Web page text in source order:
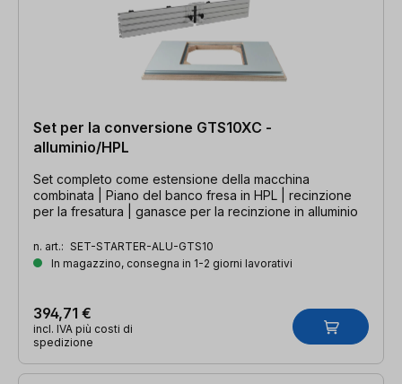
Set per la conversione GTS10XC -
alluminio/HPL
Set completo come estensione della macchina
combinata | Piano del banco fresa in HPL | recinzione
per la fresatura | ganasce per la recinzione in alluminio
n. art.: SET-STARTER-ALU-GTS10
In magazzino, consegna in 1-2 giorni lavorativi
394,71 €
incl. IVA più costi di
spedizione